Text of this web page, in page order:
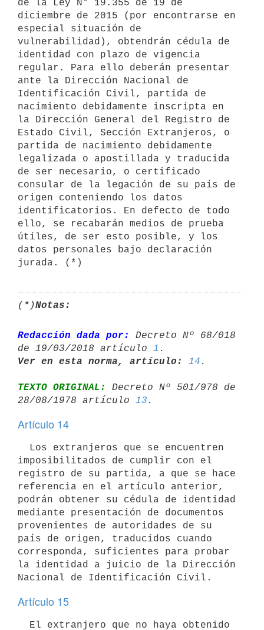
de la Ley N° 19.355 de 19 de
diciembre de 2015 (por encontrarse en
especial situación de
vulnerabilidad), obtendrán cédula de
identidad con plazo de vigencia
regular. Para ello deberán presentar
ante la Dirección Nacional de
Identificación Civil, partida de
nacimiento debidamente inscripta en
la Dirección General del Registro de
Estado Civil, Sección Extranjeros, o
partida de nacimiento debidamente
legalizada o apostillada y traducida
de ser necesario, o certificado
consular de la legación de su país de
origen conteniendo los datos
identificatorios. En defecto de todo
ello, se recabarán medios de prueba
útiles, de ser esto posible, y los
datos personales bajo declaración
jurada. (*)
(*)Notas:
Redacción dada por:
Decreto Nº 68/018
de 19/03/2018 artículo 1
Ver en esta norma, artículo:
14
TEXTO ORIGINAL:
Decreto Nº 501/978 de
28/08/1978 artículo 13
Artículo 14
imposibilitados de cumplir con el
registro de su partida, a que se hace
referencia en el artículo anterior,
podrán obtener su cédula de identidad
mediante presentación de documentos
provenientes de autoridades de su
país de origen, traducidos cuando
corresponda, suficientes para probar
la identidad a juicio de la Dirección
Artículo 15